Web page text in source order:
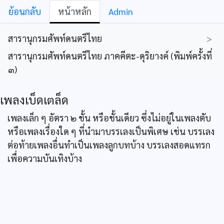
ย้อนกลับ หน้าหลัก Admin
สารานุกรมศัพท์ดนตรีไทย
>
สารานุกรมศัพท์ดนตรีไทย ภาคคีตะ-ดุริยางค์ (พิมพ์ครั้งที่
๓)
เพลงเบ็ดเตล็ด
เพลงเล็ก ๆ อัตรา ๒ ชั้น หรือชั้นเดียว ซึ่งไม่อยู่ในเพลงตับ
หรือเพลงเรื่องใด ๆ ที่นำมาบรรเลงเป็นพิเศษ เช่น บรรเลง
ต่อท้ายเพลงอื่นทำเป็นเพลงลูกบทบ้าง บรรเลงสอดแทรก
เพื่อความบันเทิงบ้าง